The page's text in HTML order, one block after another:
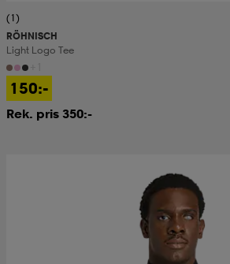
(1)
RÖHNISCH
Light Logo Tee
150:-
Rek. pris 350:-